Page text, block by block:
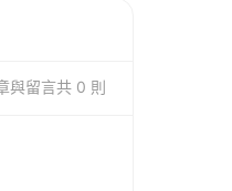
與留言共 0 則